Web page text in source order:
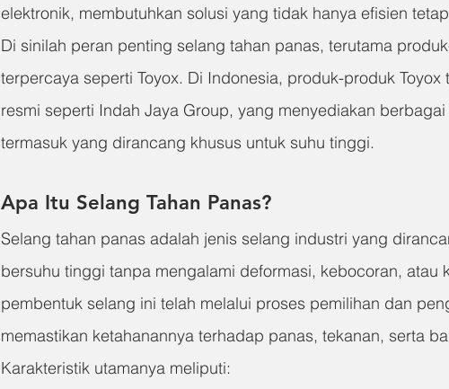
elektronik, membutuhkan solusi yang tidak hanya efisien
Di sinilah peran penting selang tahan panas, terutama
terpercaya seperti Toyox. Di Indonesia, produk-produk
resmi seperti Indah Jaya Group, yang menyediakan
termasuk yang dirancang khusus untuk suhu tinggi.
Apa Itu Selang Tahan Panas?
Selang tahan panas adalah jenis selang industri yang
bersuhu tinggi tanpa mengalami deformasi, kebocoran, atau
pembentuk selang ini telah melalui proses pemilihan dan
memastikan ketahanannya terhadap panas, tekanan, serta
Karakteristik utamanya meliputi: